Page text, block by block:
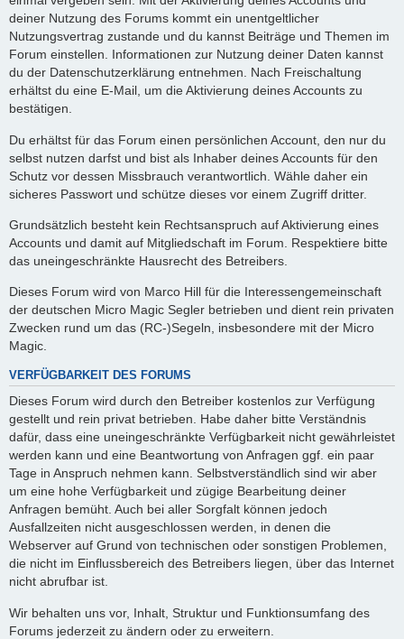
deiner Nutzung des Forums kommt ein unentgeltlicher
Nutzungsvertrag zustande und du kannst Beiträge und Themen im
Forum einstellen. Informationen zur Nutzung deiner Daten kannst
du der Datenschutzerklärung entnehmen. Nach Freischaltung
erhältst du eine E-Mail, um die Aktivierung deines Accounts zu
bestätigen.
Du erhältst für das Forum einen persönlichen Account, den nur du
selbst nutzen darfst und bist als Inhaber deines Accounts für den
Schutz vor dessen Missbrauch verantwortlich. Wähle daher ein
sicheres Passwort und schütze dieses vor einem Zugriff dritter.
Grundsätzlich besteht kein Rechtsanspruch auf Aktivierung eines
Accounts und damit auf Mitgliedschaft im Forum. Respektiere bitte
das uneingeschränkte Hausrecht des Betreibers.
Dieses Forum wird von Marco Hill für die Interessengemeinschaft
der deutschen Micro Magic Segler betrieben und dient rein privaten
Zwecken rund um das (RC-)Segeln, insbesondere mit der Micro
Magic.
VERFÜGBARKEIT DES FORUMS
Dieses Forum wird durch den Betreiber kostenlos zur Verfügung
gestellt und rein privat betrieben. Habe daher bitte Verständnis
dafür, dass eine uneingeschränkte Verfügbarkeit nicht gewährleistet
werden kann und eine Beantwortung von Anfragen ggf. ein paar
Tage in Anspruch nehmen kann. Selbstverständlich sind wir aber
um eine hohe Verfügbarkeit und zügige Bearbeitung deiner
Anfragen bemüht. Auch bei aller Sorgfalt können jedoch
Ausfallzeiten nicht ausgeschlossen werden, in denen die
Webserver auf Grund von technischen oder sonstigen Problemen,
die nicht im Einflussbereich des Betreibers liegen, über das Internet
nicht abrufbar ist.
Wir behalten uns vor, Inhalt, Struktur und Funktionsumfang des
Forums jederzeit zu ändern oder zu erweitern.